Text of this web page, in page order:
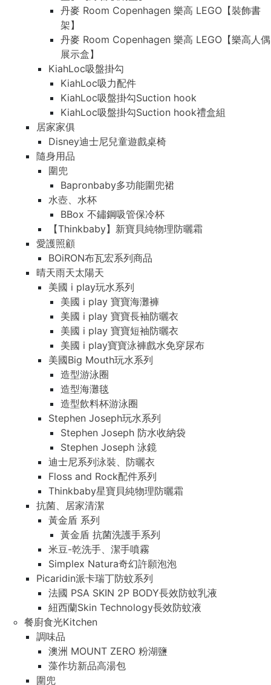
丹麥 Room Copenhagen 樂高 LEGO【裝飾書
架】
丹麥 Room Copenhagen 樂高 LEGO【樂高人偶
展示盒】
KiahLoc吸盤掛勾
KiahLoc吸力配件
KiahLoc吸盤掛勾Suction hook
KiahLoc吸盤掛勾Suction hook禮盒組
居家家俱
Disney迪士尼兒童遊戲桌椅
隨身用品
圍兜
Bapronbaby多功能圍兜裙
水壺、水杯
BBox 不鏽鋼吸管保冷杯
【Thinkbaby】新寶貝純物理防曬霜
愛護照顧
BOiRON布瓦宏系列商品
晴天雨天太陽天
美國 i play玩水系列
美國 i play 寶寶海灘褲
美國 i play 寶寶長袖防曬衣
美國 i play 寶寶短袖防曬衣
美國 i play寶寶泳褲戲水免穿尿布
美國Big Mouth玩水系列
造型游泳圈
造型海灘毯
造型飲料杯游泳圈
Stephen Joseph玩水系列
Stephen Joseph 防水收納袋
Stephen Joseph 泳鏡
迪士尼系列泳裝、防曬衣
Floss and Rock配件系列
Thinkbaby星寶貝純物理防曬霜
抗菌、居家清潔
黃金盾 系列
黃金盾 抗菌洗護手系列
米豆-乾洗手、潔手噴霧
Simplex Natura奇幻許願泡泡
Picaridin派卡瑞丁防蚊系列
法國 PSA SKIN 2P BODY長效防蚊乳液
紐西蘭Skin Technology長效防蚊液
餐廚食光Kitchen
調味品
澳洲 MOUNT ZERO 粉湖鹽
藻作坊新品高湯包
圍兜